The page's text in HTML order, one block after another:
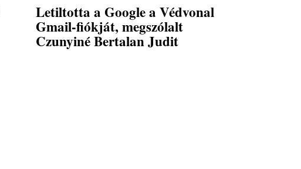
Letiltotta a Google a Védvonal
Gmail-fiókját, megszólalt
Czunyiné Bertalan Judit